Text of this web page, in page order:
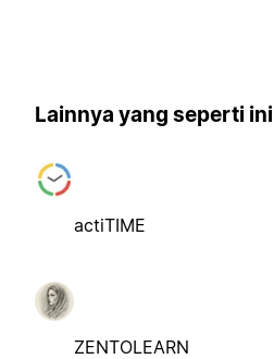
Lainnya yang seperti ini
actiTIME
ZENTOLEARN